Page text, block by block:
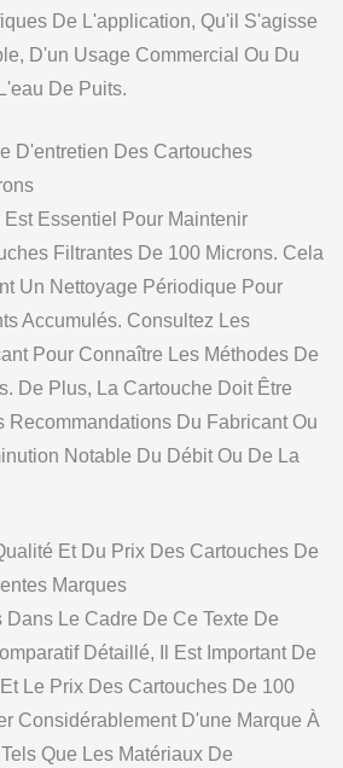
De L'application, Qu'il S'agisse
D'un Usage Commercial Ou Du
De Puits.
D'entretien Des Cartouches
Essentiel Pour Maintenir
Filtrantes De 100 Microns. Cela
Un Nettoyage Périodique Pour
Accumulés. Consultez Les
Pour Connaître Les Méthodes De
De Plus, La Cartouche Doit Être
Recommandations Du Fabricant Ou
Notable Du Débit Ou De La
Et Du Prix Des Cartouches De
Marques
Dans Le Cadre De Ce Texte De
Détaillé, Il Est Important De
Le Prix Des Cartouches De 100
Considérablement D'une Marque À
Que Les Matériaux De